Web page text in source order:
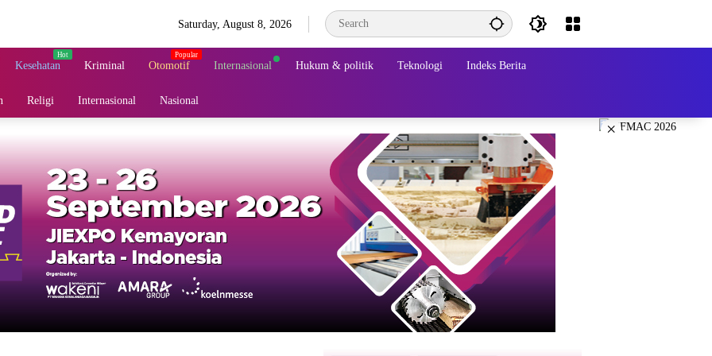
Saturday, August 8, 2026
Kesehatan Kriminal Otomotif Internasional Hukum & politik Teknologi Indeks Berita
Religi Internasional Nasional
×